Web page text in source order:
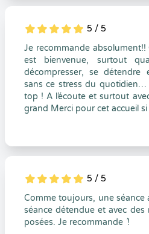
5
1
5
0 5 / 5
Je recommande
est bienvenue, surtout
décompresser, se
sans ce stress du quotidien…
top ! A l’écoute et surtout
grand Merci pour cet accueil
5
1
5
0 5 / 5
Comme toujours, une séance
séance détendue et avec
posées. Je recommande ´!